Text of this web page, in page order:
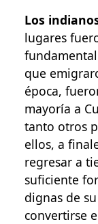
Los
lugares
que
época,
mayoría a
tanto otros
ellos, a
regresar a
suficiente
dignas de
convertirse